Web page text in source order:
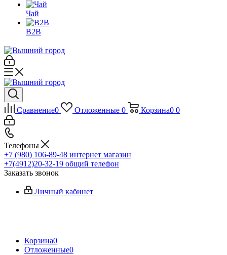
Чай
B2B
Сравнение0 Отложенные 0 Корзина0 0
Телефоны
+7 (980) 106-89-48 интернет магазин
+7(4912)20-32-19 общий телефон
Заказать звонок
Личный кабинет
Корзина0
Отложенные0